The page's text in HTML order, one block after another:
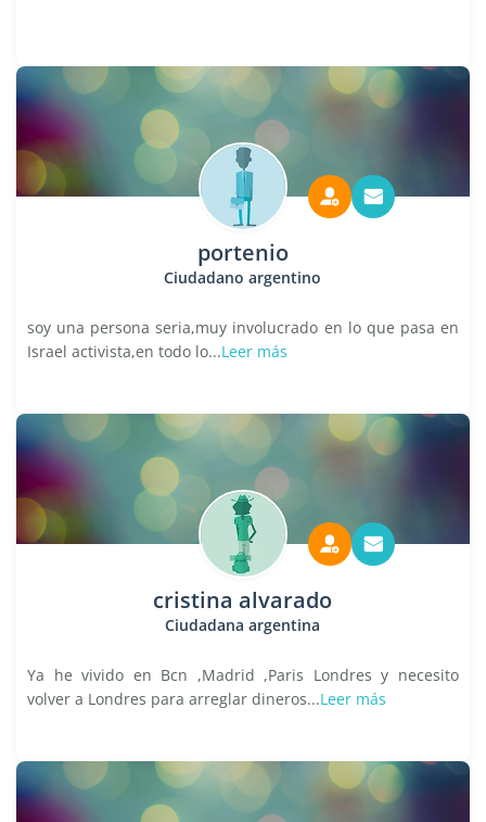
portenio
Ciudadano argentino
soy una persona seria,muy involucrado en lo que pasa en
Israel activista,en todo lo...Leer más
cristina alvarado
Ciudadana argentina
Ya he vivido en Bcn ,Madrid ,Paris Londres y necesito
volver a Londres para arreglar dineros...Leer más